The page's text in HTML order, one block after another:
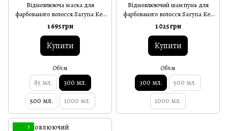
Відновлююча маска для
фарбованого волосся Saryna Key
Color Lasting Pure African Shea
300 мл
1 695 грн
Купити
Об'єм
85 мл.
300 мл.
500 мл.
1000 мл.
Відновлюючий шампунь для
фарбованого волосся Saryna Key
Color Lasting Pure African Shea
Shampoo 300 мл
1 025 грн
Купити
Об'єм
300 мл.
500 мл.
1000 мл.
5